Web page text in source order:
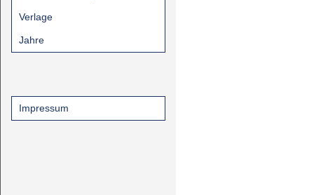
Verlage
Jahre
Impressum